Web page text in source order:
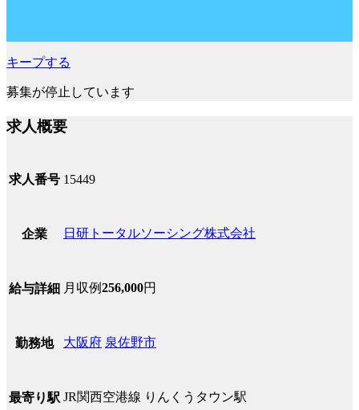
キープする
募集が停止しています
求人概要
求人番号 15449
企業 日研トータルソーシング株式会社
給与詳細 月収例256,000円
勤務地 大阪府 泉佐野市
最寄り駅 JR関西空港線 りんくうタウン駅